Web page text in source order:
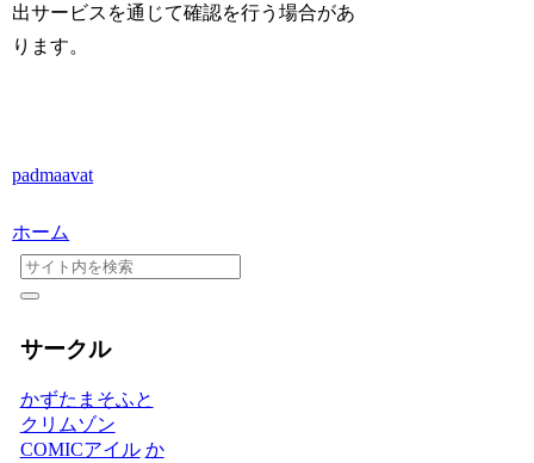
出サービスを通じて確認を行う場合があ
ります。
padmaavat
ホーム
サークル
かずたまそふと
クリムゾン
COMICアイル か